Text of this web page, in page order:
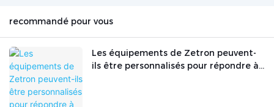
recommandé pour vous
Les équipements de Zetron peuvent-
ils être personnalisés pour répondre à